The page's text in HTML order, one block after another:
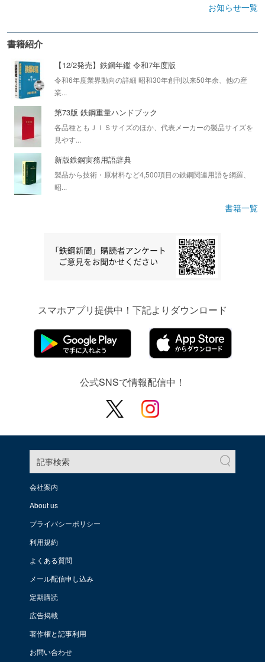
お知らせ一覧
書籍紹介
【12/2発売】鉄鋼年鑑 令和7年度版
令和6年度業界動向の詳細 昭和30年創刊以来50年余、他の産
業...
第73版 鉄鋼重量ハンドブック
各品種ともＪＩＳサイズのほか、代表メーカーの製品サイズを
見やす...
新版鉄鋼実務用語辞典
製品から技術・原材料など4,500項目の鉄鋼関連用語を網羅、
昭...
書籍一覧
スマホアプリ提供中！下記よりダウンロード
公式SNSで情報配信中！
記事検索
会社案内
About us
プライバシーポリシー
利用規約
よくある質問
メール配信申し込み
定期購読
広告掲載
著作権と記事利用
お問い合わせ